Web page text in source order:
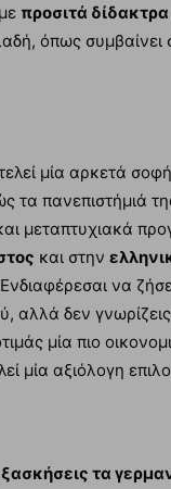
προσιτά δίδακτρα
όπως συμβαίνει
μία αρκετά
τα πανεπιστήμιά
μεταπτυχιακά
και στην
να
αλλά δεν
μία πιο
μία αξιόλογη
τα